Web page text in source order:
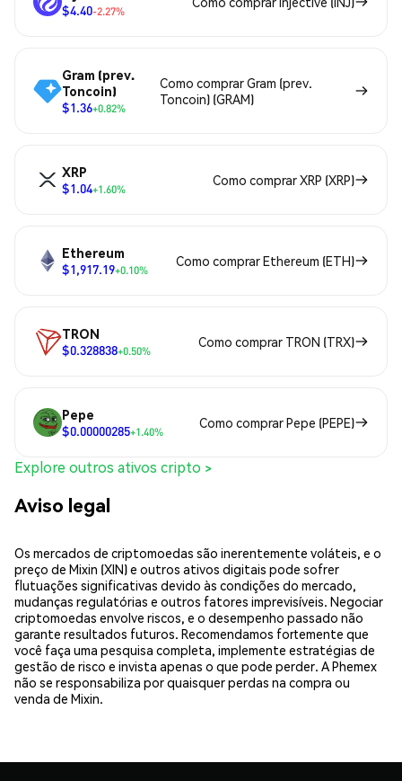
$4.40-2.27%
Gram (prev.
Toncoin)
$1.36+0.82%
Como comprar Gram (prev.
Toncoin) (GRAM)
XRP
$1.04+1.60%
Como comprar XRP (XRP)
Ethereum
$1,917.19+0.10%
Como comprar Ethereum (ETH)
TRON
$0.328838+0.50%
Como comprar TRON (TRX)
Pepe
$0.00000285+1.40%
Como comprar Pepe (PEPE)
Explore outros ativos cripto >
Aviso legal
Os mercados de criptomoedas são inerentemente voláteis, e o
preço de Mixin (XIN) e outros ativos digitais pode sofrer
flutuações significativas devido às condições do mercado,
mudanças regulatórias e outros fatores imprevisíveis. Negociar
criptomoedas envolve riscos, e o desempenho passado não
garante resultados futuros. Recomendamos fortemente que
você faça uma pesquisa completa, implemente estratégias de
gestão de risco e invista apenas o que pode perder. A Phemex
não se responsabiliza por quaisquer perdas na compra ou
venda de Mixin.